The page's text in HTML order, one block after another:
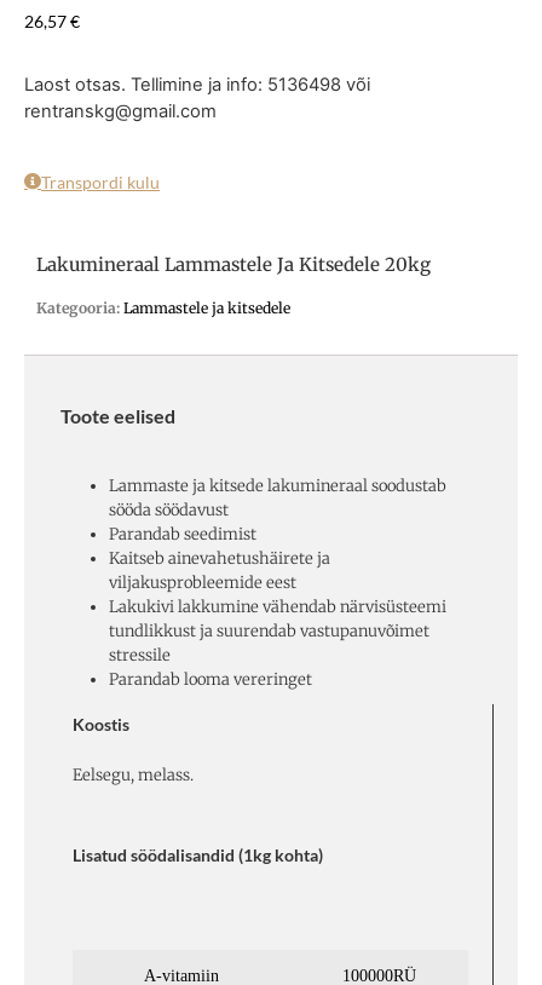
26,57€
Laost otsas. Tellimine ja info: 5136498 või
rentranskg@gmail.com
Transpordi kulu
Lakumineraal Lammastele Ja Kitsedele 20kg
Kategooria: Lammastele ja kitsedele
Toote eelised
Lammaste ja kitsede lakumineraal soodustab
sööda söödavust
Parandab seedimist
Kaitseb ainevahetushäirete ja
viljakusprobleemide eest
Lakukivi lakkumine vähendab närvisüsteemi
tundlikkust ja suurendab vastupanuvõimet
stressile
Parandab looma vereringet
Koostis
Eelsegu, melass.
Lisatud söödalisandid (1kg kohta)
A-vitamiin 100000RÜ